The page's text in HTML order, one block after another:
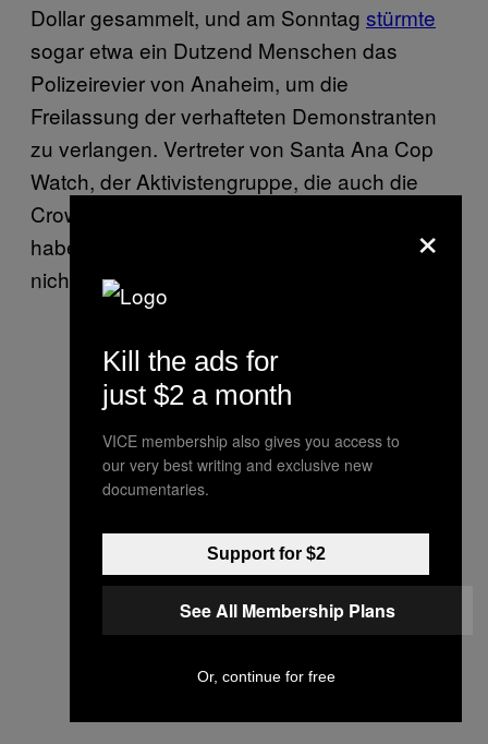
Dollar gesammelt, und am Sonntag stürmte
sogar etwa ein Dutzend Menschen das
Polizeirevier von Anaheim, um die
Freilassung der verhafteten Demonstranten
zu verlangen. Vertreter von Santa Ana Cop
Watch, der Aktivistengruppe, die auch die
Crowdfunding-Kampagne gestartet hat,
haben sich auf unsere Bitte um Kommentar
nicht umgehend gemeldet.
×
Kill the ads for
just $2 a month
VICE membership also gives you access to
our very best writing and exclusive new
documentaries.
Support for $2
See All Membership Plans
Or, continue for free